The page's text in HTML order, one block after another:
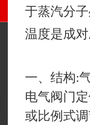
于蒸汽分
温度是成
一、结构:
电气阀门
或比例式